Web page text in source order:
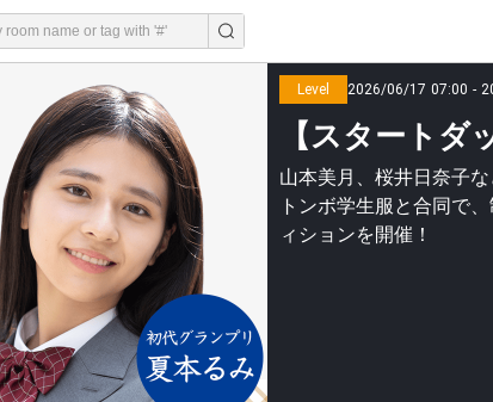
Level 2026/06/17 07:00 -
【スタート
山本美月、桜井日奈子
トンボ学生服と合同で
ィションを開催！